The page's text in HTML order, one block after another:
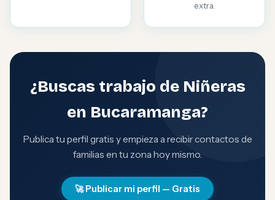
extra.
¿Buscas trabajo de Niñeras
en Bucaramanga?
Publica tu perfil gratis y empieza a recibir contactos de
familias en tu zona hoy mismo.
🚀 Publicar mi perfil — Gratis